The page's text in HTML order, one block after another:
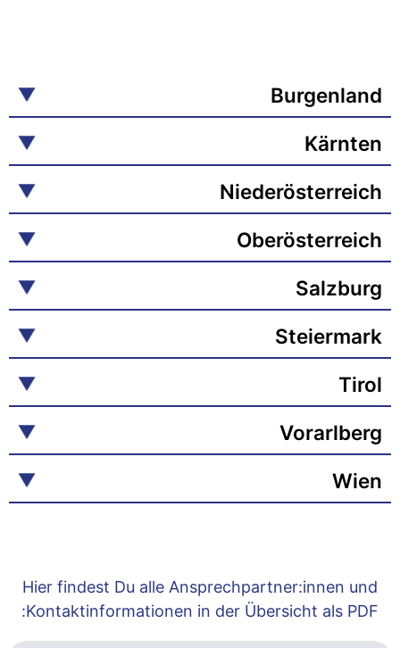
Burgenland
Kärnten
Niederösterreich
Oberösterreich
Salzburg
Steiermark
Tirol
Vorarlberg
Wien
Hier findest Du alle Ansprechpartner:innen und
Kontaktinformationen in der Übersicht als PDF: